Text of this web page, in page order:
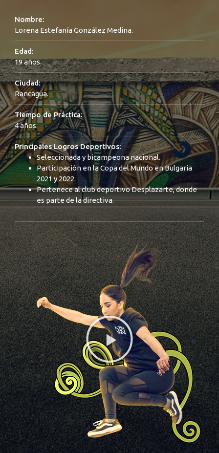
Nombre:
Lorena Estefanía González Medina.
Edad:
19 años.
Ciudad:
Rancagua.
Tiempo de Práctica:
4 años.
Principales Logros Deportivos:
Seleccionada y bicampeona nacional.
Participación en la Copa del Mundo en Bulgaria
2021 y 2022.
Pertenece al club deportivo Desplazarte, donde
es parte de la directiva.